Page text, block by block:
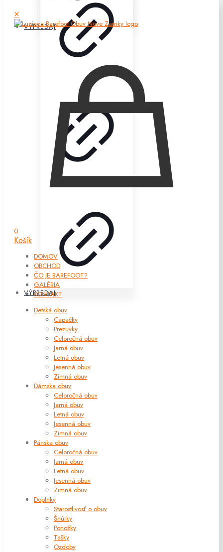
VÝPREDAJ
VÝPREDAJ
✕
0
Košík
DOMOV
OBCHOD
ČO JE BAREFOOT?
GALÉRIA
KONTAKT
Detská obuv
Capačky
Prezuvky
Celoročná obuv
Jarná obuv
Letná obuv
Jesenná obuv
Zimná obuv
Dámska obuv
Celoročná obuv
Jarná obuv
Letná obuv
Jesenná obuv
Zimná obuv
Pánska obuv
Celoročná obuv
Jarná obuv
Letná obuv
Jesenná obuv
Zimná obuv
Doplnky
Starostlivosť o obuv
Šnúrky
Ponožky
Tašky
Ozdoby